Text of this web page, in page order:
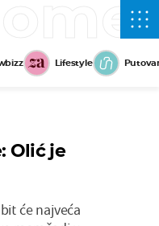
Lifestyle
Olić je
će najveća